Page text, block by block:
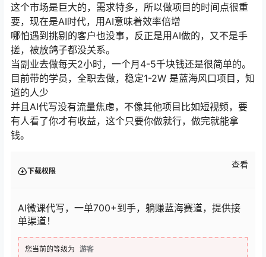
这个市场是巨大的，需求特多，所以做项目的时间点很重
要，现在是AI时代，用AI意味着效率倍增
哪怕遇到挑剔的客户也没事，反正是用AI做的，又不是手
搓，被放鸽子都没关系。
当副业去做每天2小时，一个月4-5千块钱还是很简单的。
目前带的学员，全职去做，稳定1-2W 是蓝海风口项目，知
道的人少
并且AI代写没有流量焦虑，不像其他项目比如短视频，要
有人看了你才有收益，这个只要你做就行，做完就能拿
钱。
下载权限
查看
AI微课代写，一单700+到手，躺赚蓝海赛道，提供接
单渠道！
您当前的等级为 游客